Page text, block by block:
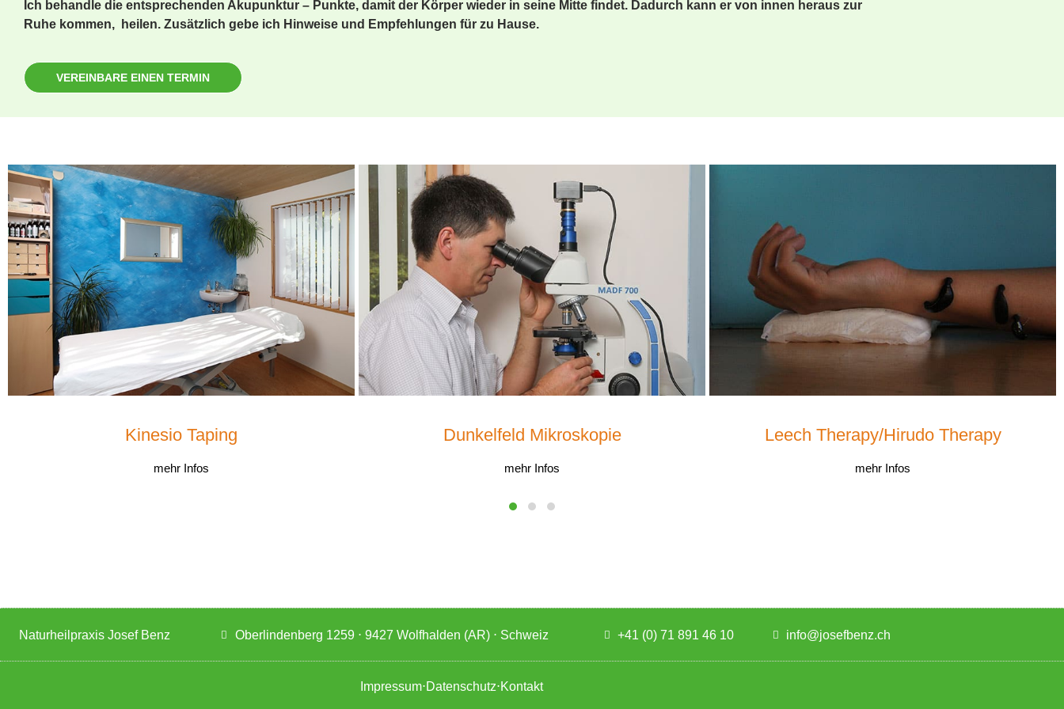
Ich behandle die entsprechenden Akupunktur – Punkte, damit der Körper wieder in seine Mitte findet. Dadurch kann er von innen heraus zur
Ruhe kommen, heilen. Zusätzlich gebe ich Hinweise und Empfehlungen für zu Hause.
VEREINBARE EINEN TERMIN
Kinesio Taping
mehr Infos
Dunkelfeld Mikroskopie
mehr Infos
Leech Therapy/Hirudo Therapy
mehr Infos
Naturheilpraxis Josef Benz Oberlindenberg 1259 ⋅ 9427 Wolfhalden (AR) ⋅ Schweiz +41 (0) 71 891 46 10 info@josefbenz.ch
Impressum⋅Datenschutz⋅Kontakt